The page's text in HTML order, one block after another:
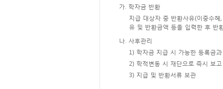
가. 학자금 반환
지급 대상자 중 반환사유(이중수
유 및 반환금액 등을 입력한 후 반
나. 사후관리
1) 학자금 지급 시 가능한 등록금
2) 학적변동 시 재단으로 즉시 보고
3) 지급 및 반환서류 보관